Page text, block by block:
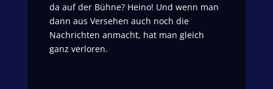
da auf der Bühne? Heino! Und wenn man
dann aus Versehen auch noch die
Nachrichten anmacht, hat man gleich
ganz verloren.